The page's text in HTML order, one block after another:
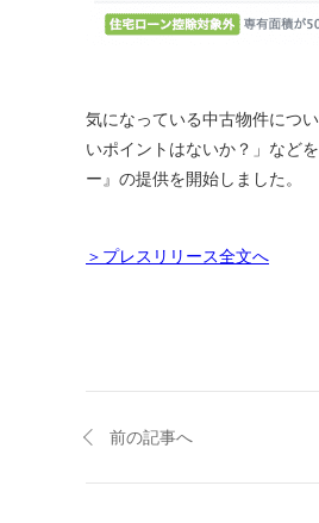
気になっている中古物件につ
いポイントはないか？」など
ー』の提供を開始しました。
＞プレスリリース全文へ
前の記事へ